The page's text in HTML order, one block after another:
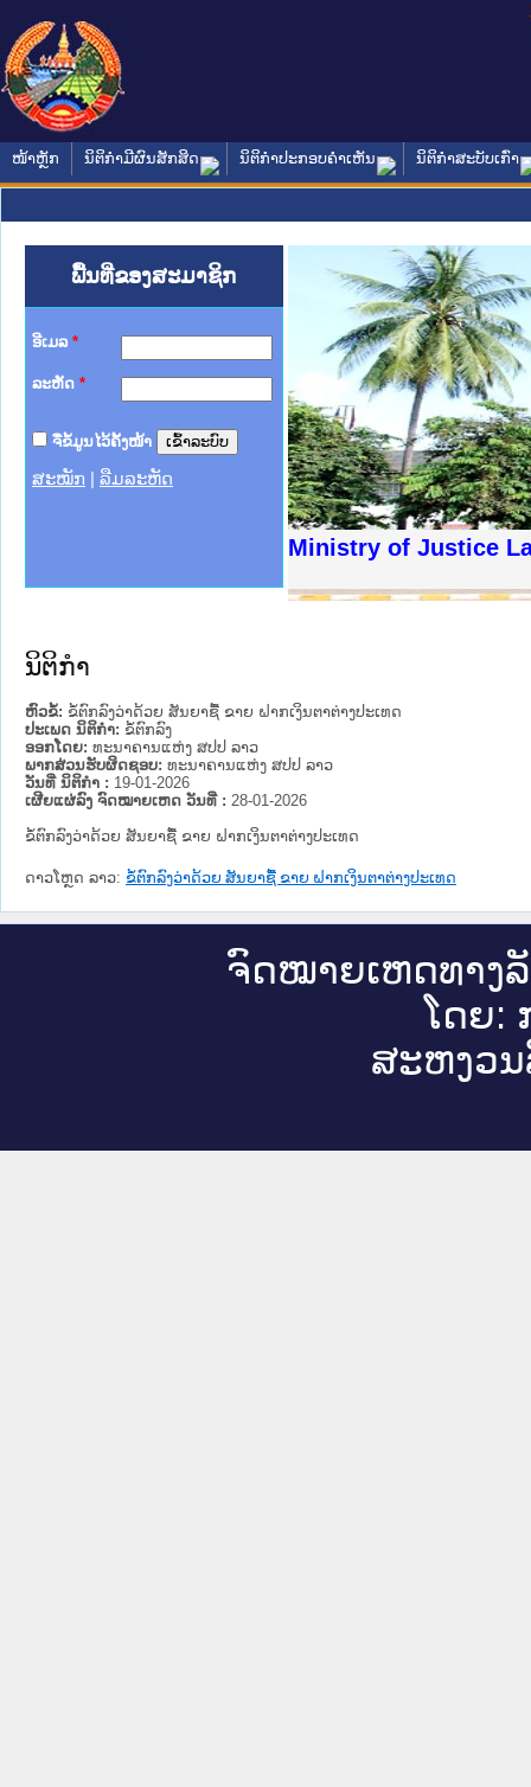
ໜ້າຫຼັກ ນິຕິກໍາມີຜົນສັກສິດ ນິຕິກໍາປະກອບຄໍາເຫັນ ນິຕິກໍາສະບັບເກົ່າ
ພື້ນທີ່ຂອງສະມາຊິກ
ອີເມລ *
ລະຫັດ *
ຈື່ຂໍ້ມູນໄວ້ຄັ້ງໜ້າ
ສະໝັກ ລືມລະຫັດ
Ministry of Justice
າຊົນ ພາກເໜືອ
ການ
ກາງ
ໃຕ້
ຕຳຫຼວດປະຊາຊົນ
ສັນຕິບານປະຊາຊົນ
ກເໜືອ
າຊົນ ພາກກາງ
ນິຕິກໍາ
ຫົວຂໍ້: ຂໍ້ຕົກລົງວ່າດ້ວຍ ສັນຍາຊື້ ຂາຍ ຝາກເງິນຕາຕ່າງປະເທດ
ປະເພດ ນິຕິກໍາ: ຂໍ້ຕົກລົງ
ອອກໂດຍ: ທະນາຄານແຫ່ງ ສປປ ລາວ
ພາກສ່ວນຮັບຜິດຊອບ: ທະນາຄານແຫ່ງ ສປປ ລາວ
ວັນທີ່ ນິຕິກໍາ : 19-01-2026
ເຜີຍແຜ່ລົງ ຈົດໝາຍເຫດ ວັນທີ່ : 28-01-2026
ຂໍ້ຕົກລົງວ່າດ້ວຍ ສັນຍາຊື້ ຂາຍ ຝາກເງິນຕາຕ່າງປະເທດ
ດາວໂຫຼດ ລາວ: ຂໍ້ຕົກລົງວ່າດ້ວຍ ສັນຍາຊື້ ຂາຍ ຝາກເງິນຕາຕ່າງປະເທດ
ຈົດ​ໝາຍ​ເຫດ​ທາງ​
ໂດຍ:
ສະ​ຫງວນ​